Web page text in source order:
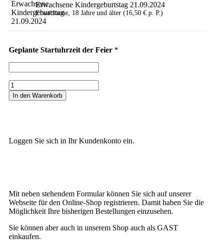
Erwachsene Kindergeburtstag 21.09.2024
Erwachsene, 18 Jahre und älter (16,50 € p. P.)
Geplante Startuhrzeit der Feier *
In den Warenkorb
Loggen Sie sich in Ihr Kundenkonto ein.
Mit neben stehendem Formular können Sie sich auf unserer
Webseite für den Online-Shop registrieren. Damit haben Sie die
Möglichkeit Ihre bisherigen Bestellungen einzusehen.
Sie können aber auch in unserem Shop auch als GAST
einkaufen.